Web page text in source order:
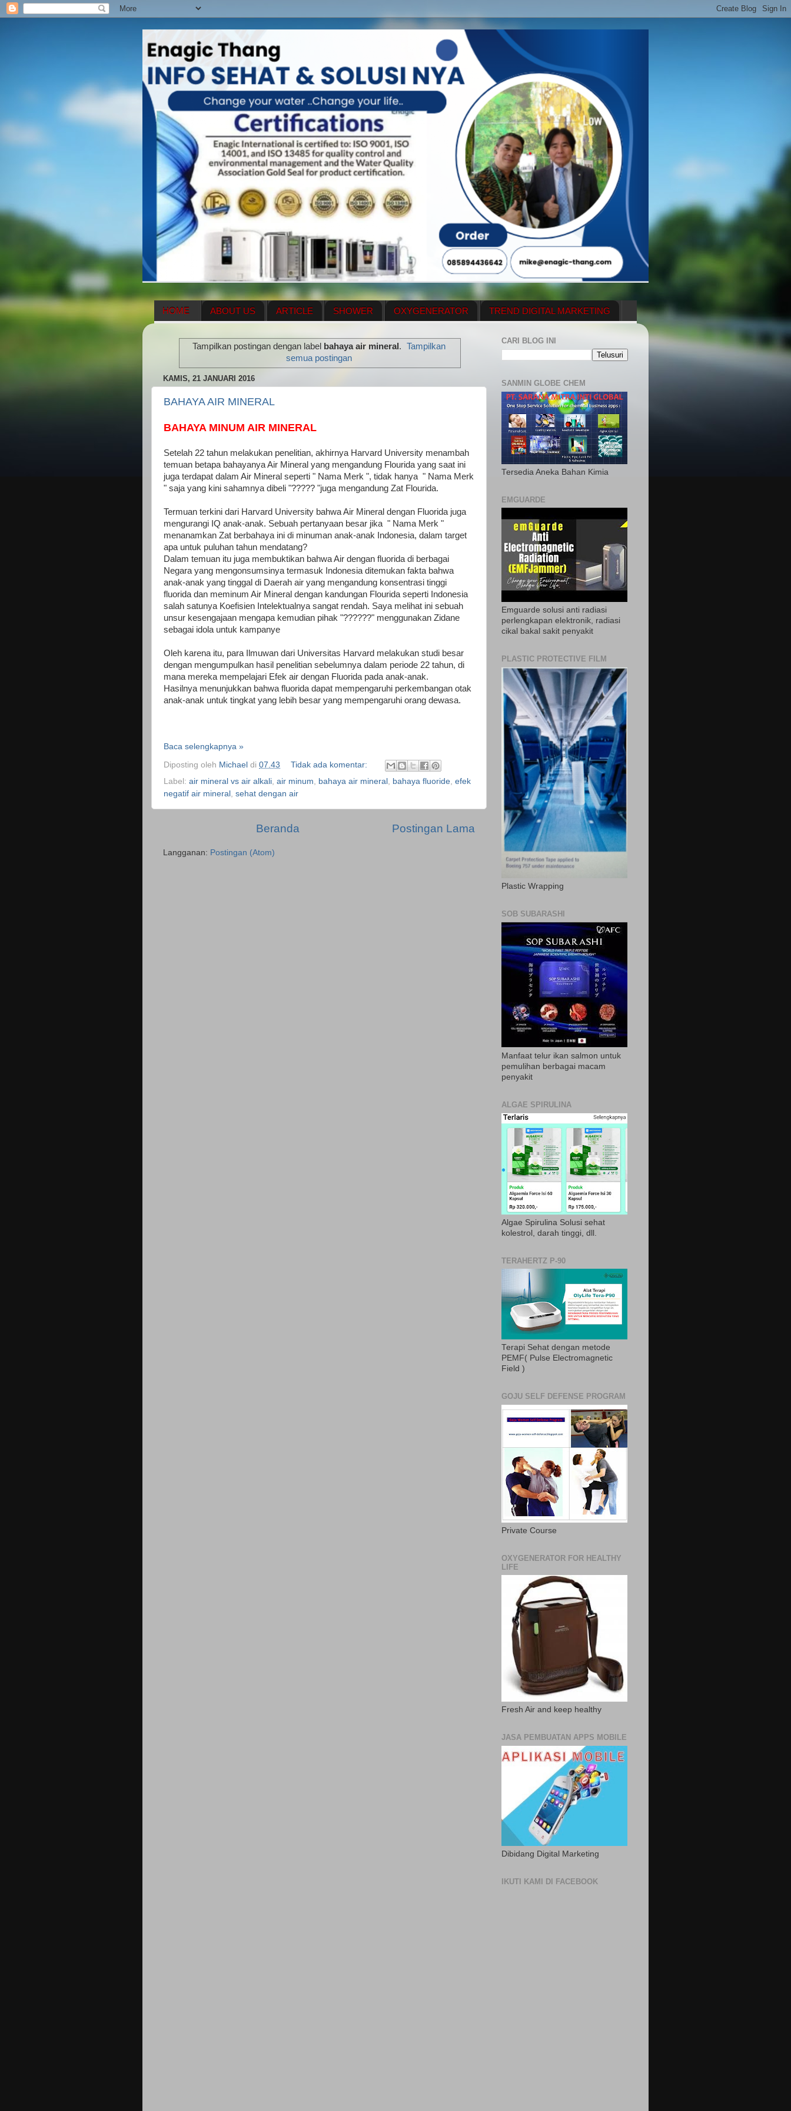
HOME ABOUT US ARTICLE SHOWER OXYGENERATOR TREND DIGITAL MARKETING
ENAGIC COMPENSATION PLAN MENUS
Tampilkan postingan dengan label bahaya air mineral .
Tampilkan
semua postingan
KAMIS, 21 JANUARI 2016
BAHAYA AIR MINERAL
BAHAYA MINUM AIR MINERAL
Setelah 22 tahun melakukan penelitian, akhirnya Harvard University menambah
temuan betapa bahayanya Air Mineral yang mengandung Flourida yang saat ini
juga terdapat dalam Air Mineral seperti " Nama Merk ", tidak hanya " Nama Merk
" saja yang kini sahamnya dibeli "????? "juga mengandung Zat Flourida.
Termuan terkini dari Harvard University bahwa Air Mineral dengan Fluorida juga
mengurangi IQ anak-anak. Sebuah pertanyaan besar jika " Nama Merk "
menanamkan Zat berbahaya ini di minuman anak-anak Indonesia, dalam target
apa untuk puluhan tahun mendatang?
Dalam temuan itu juga membuktikan bahwa Air dengan fluorida di berbagai
Negara yang mengonsumsinya termasuk Indonesia ditemukan fakta bahwa
anak-anak yang tinggal di Daerah air yang mengandung konsentrasi tinggi
fluorida dan meminum Air Mineral dengan kandungan Flourida seperti Indonesia
salah satunya Koefisien Intelektualnya sangat rendah. Saya melihat ini sebuah
unsur kesengajaan mengapa kemudian pihak "??????" menggunakan Zidane
sebagai idola untuk kampanye
Oleh karena itu, para Ilmuwan dari Universitas Harvard melakukan studi besar
dengan mengumpulkan hasil penelitian sebelumnya dalam periode 22 tahun, di
mana mereka mempelajari Efek air dengan Fluorida pada anak-anak.
Hasilnya menunjukkan bahwa fluorida dapat mempengaruhi perkembangan otak
anak-anak untuk tingkat yang lebih besar yang mempengaruhi orang dewasa.
Baca selengkapnya »
Diposting oleh Michael di 07.43
Tidak ada komentar:
Label: air mineral vs air alkali, air minum, bahaya air mineral , bahaya fluoride, efek
negatif air mineral , sehat dengan air
Postingan Lama
Beranda
Langganan: Postingan (Atom)
CARI BLOG INI
SANMIN GLOBE CHEM
Tersedia Aneka Bahan Kimia
EMGUARDE
Emguarde solusi anti radiasi
perlengkapan elektronik, radiasi
cikal bakal sakit penyakit
PLASTIC PROTECTIVE FILM
Plastic Wrapping
SOB SUBARASHI
Manfaat telur ikan salmon untuk
pemulihan berbagai macam
penyakit
ALGAE SPIRULINA
Algae Spirulina Solusi sehat
kolestrol, darah tinggi, dll.
TERAHERTZ P-90
Terapi Sehat dengan metode
PEMF( Pulse Electromagnetic
Field )
GOJU SELF DEFENSE PROGRAM
Private Course
OXYGENERATOR FOR HEALTHY
LIFE
Fresh Air and keep healthy
JASA PEMBUATAN APPS MOBILE
Dibidang Digital Marketing
IKUTI KAMI DI FACEBOOK